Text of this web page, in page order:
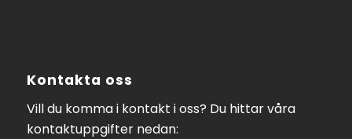
Kontakta oss
Vill du komma i kontakt i oss? Du hittar våra
kontaktuppgifter nedan: